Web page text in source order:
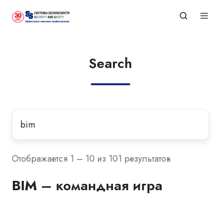
Search
Отображается 1 – 10 из 101 результатов
BIM – командная игра